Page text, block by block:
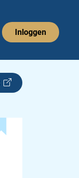
Inloggen